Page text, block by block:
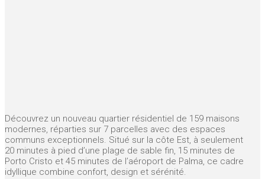
Découvrez un nouveau quartier résidentiel de 159 maisons
modernes, réparties sur 7 parcelles avec des espaces
communs exceptionnels. Situé sur la côte Est, à seulement
20 minutes à pied d’une plage de sable fin, 15 minutes de
Porto Cristo et 45 minutes de l’aéroport de Palma, ce cadre
idyllique combine confort, design et sérénité.